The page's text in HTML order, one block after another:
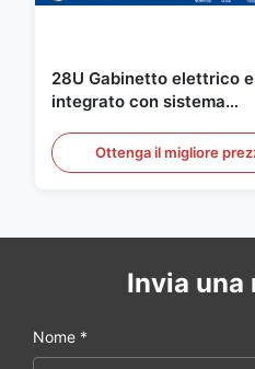
28U Gabinetto elettrico
integrato con sistema
Ottenga il migliore
Invia una
Nome *